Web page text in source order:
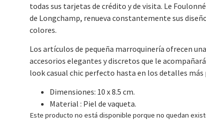
todas sus tarjetas de crédito y de visita. Le
de Longchamp, renueva constantemente sus
colores.
Los artículos de pequeña marroquinería ofrecen
accesorios elegantes y discretos que le
look casual chic perfecto hasta en los detalles más
Dimensiones: 10 x 8.5 cm.
Material : Piel de vaqueta.
Este producto no está disponible porque no quedan